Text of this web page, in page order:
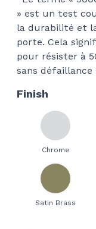
» est un test
la durabilité et
porte. Cela
pour résister à
sans défaillance
Finish
Chrome
Satin Brass